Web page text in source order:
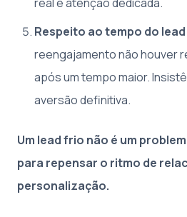
Respeito ao tempo do
reengajamento não houver
após um tempo maior.
aversão definitiva.
Um lead frio não é um
para repensar o ritmo de
personalização.